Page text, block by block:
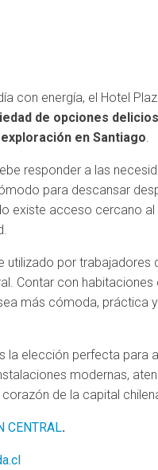
con energía, el Hotel
de opciones
en Santiago.
responder a las
para descansar
existe acceso cercano
por trabajadores
Contar con
más cómoda, práctica
la elección perfecta para
modernas,
de la capital
CENTRAL.